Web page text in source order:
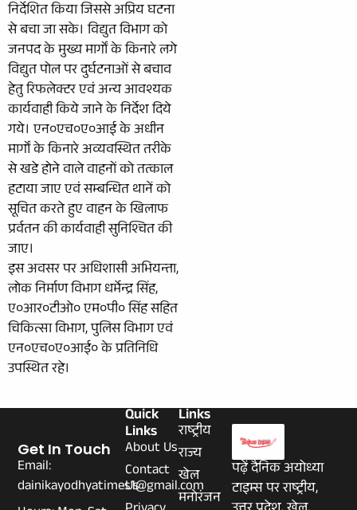
निर्देशित किया जिससे अप्रिय घटना
से बचा जा सके। विद्युत विभाग को
जनपद के मुख्य मार्गों के किनारे लगे
विद्युत पोल पर दुर्घटनाओं से बचाव
हेतु रिफलेक्टर एवं अन्य आवश्यक
कार्यवाही किये जाने के निर्देश दिये
गये। एन०एच०ए०आई के अधीन
मार्गों के किनारे अव्यवस्थित तरीके
से खडे होने वाले वाहनों को तत्काल
हटाया जाए एवं सम्बन्धित थानें को
सूचित करते हुए वाहन के खिलाफ
प्रर्वतन की कार्यवाही सुनिश्चित की
जाए।
इस अवसर पर अधिशासी अभियन्ता,
लोक निर्माण विभाग धर्मेन्द्र सिंह,
ए०आर०टीओ० एम०पी० सिंह सहित
चिकित्सा विभाग, पुलिस विभाग एवं
एन०एच०ए०आई० के प्रतिनिधि
उपस्थित रहे।
पढ़ें दैनिक अयोध्या
टाइम्स पर राष्ट्रीय,
Links
राष्ट्रीय
राज्य
खेल
मनोरंजन
Quick
Links
About Us
Contact
Us
Get In Touch
Email:
dainikayodhyatimes1@gmail.com